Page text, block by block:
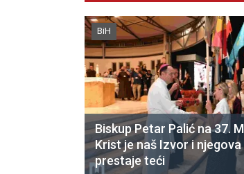
BiH
Biskup Petar Palić na 37.
Krist je naš Izvor i
prestaje teći
CNAK
Kad se nasilje pretvara u